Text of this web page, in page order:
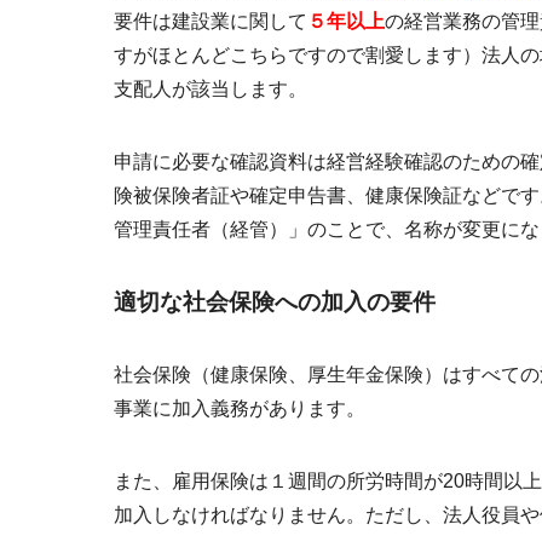
要件は建設業に関して ５年以上の経営業務の管
すがほとんどこちらですので割愛します）法人
支配人が該当します。
申請に必要な確認資料は経営経験確認のための
険被保険者証や確定申告書、健康保険証などで
管理責任者（経管）」のことで、名称が変更に
適切な社会保険への加入の要件
社会保険（健康保険、厚生年金保険）はすべて
事業に加入義務があります。
また、雇用保険は１週間の所労時間が20時間以
加入しなければなりません。ただし、法人役員